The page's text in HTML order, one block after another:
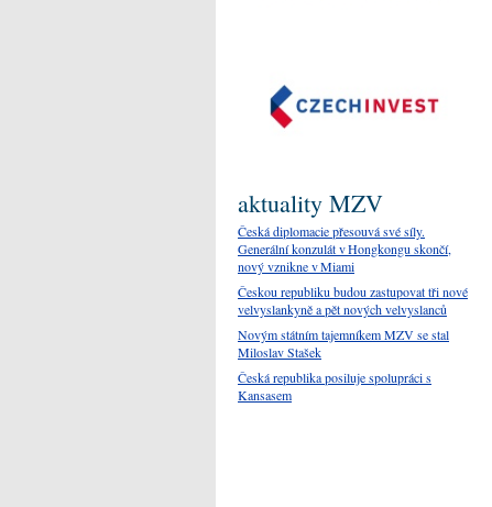
aktuality MZV
Česká diplomacie přesouvá své síly.
Generální konzulát v Hongkongu skončí,
nový vznikne v Miami
Českou republiku budou zastupovat tři nové
velvyslankyně a pět nových velvyslanců
Novým státním tajemníkem MZV se stal
Miloslav Stašek
Česká republika posiluje spolupráci s
Kansasem